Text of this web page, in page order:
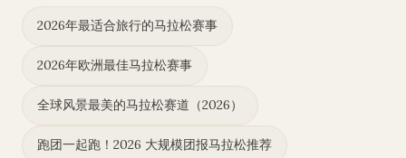
2026年最适合旅行的马拉松赛事
2026年欧洲最佳马拉松赛事
全球风景最美的马拉松赛道（2026）
跑团一起跑！2026 大规模团报马拉松推荐